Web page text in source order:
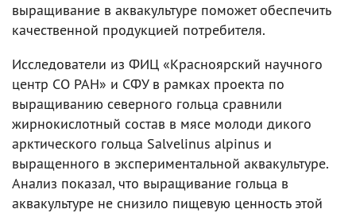
выращивание в аквакультуре поможет обеспечить
качественной продукцией потребителя.
Исследователи из ФИЦ «Красноярский научного
центр СО РАН» и СФУ в рамках проекта по
выращиванию северного гольца сравнили
жирнокислотный состав в мясе молоди дикого
арктического гольца Salvelinus alpinus и
выращенного в экспериментальной аквакультуре.
Анализ показал, что выращивание гольца в
аквакультуре не снизило пищевую ценность этой